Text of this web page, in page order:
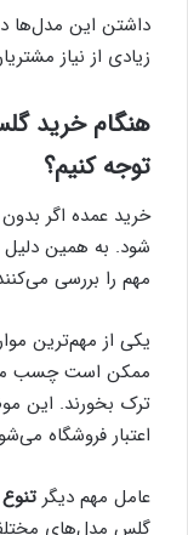
داشتن این مدل‌ها
زیادی از نیاز
هنگام خرید
توجه کنیم؟
خرید عمده اگر
شود. به همین دلیل
مهم را بررسی
یکی از مهم‌ترین
ممکن است چسب
ترک بخورند. این
اعتبار فروشگاه
عامل مهم دیگر